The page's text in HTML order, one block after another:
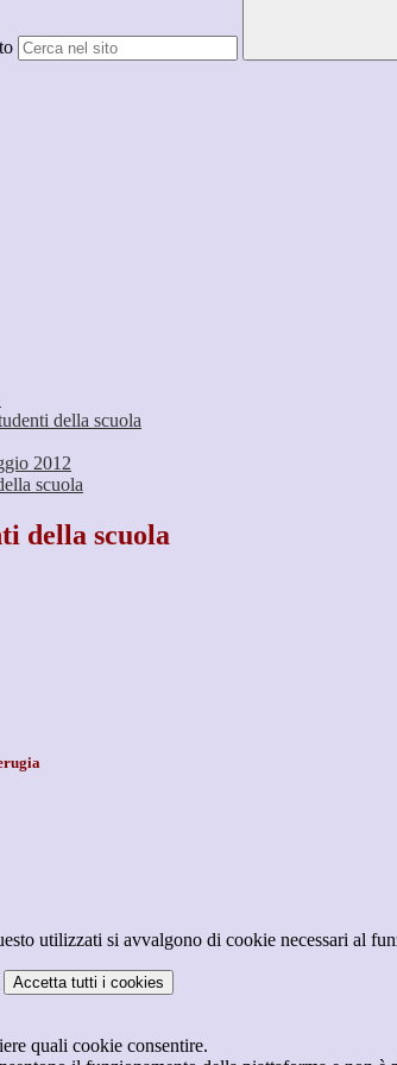
della scuola
2012
scuola
della scuola
utilizzati si avvalgono di cookie necessari al
Accetta tutti i cookies
quali cookie consentire.